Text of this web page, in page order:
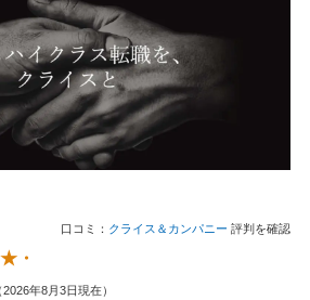
口コミ： クライス＆カンパニー 評判を確認
・
2026年8月3日現在）